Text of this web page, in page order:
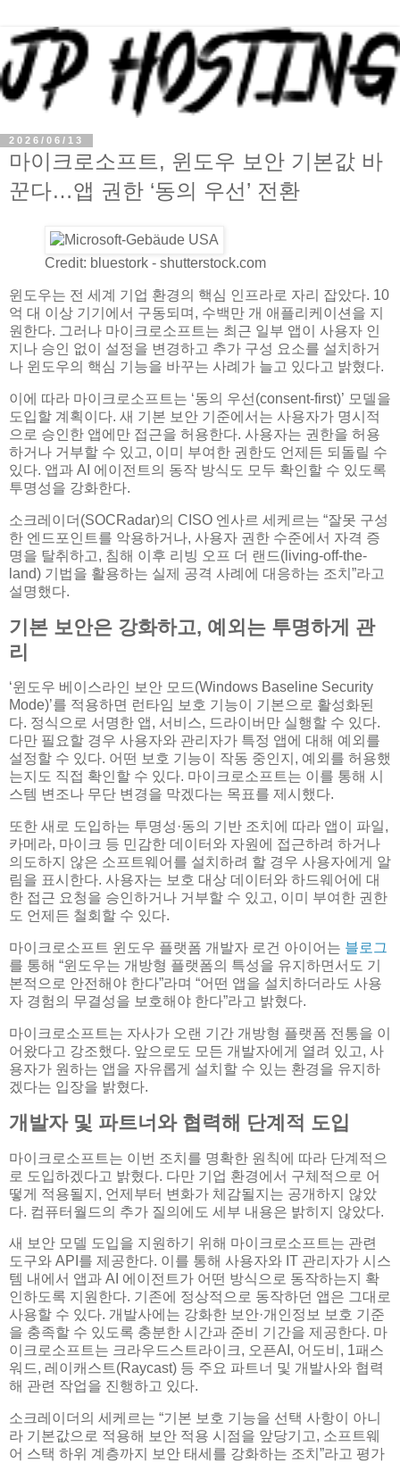
2026/06/13
마이크로소프트, 윈도우 보안 기본값 바
꾼다…앱 권한 ‘동의 우선’ 전환
Credit: bluestork - shutterstock.com
윈도우는 전 세계 기업 환경의 핵심 인프라로 자리 잡았다. 10
억 대 이상 기기에서 구동되며, 수백만 개 애플리케이션을 지
원한다. 그러나 마이크로소프트는 최근 일부 앱이 사용자 인
지나 승인 없이 설정을 변경하고 추가 구성 요소를 설치하거
나 윈도우의 핵심 기능을 바꾸는 사례가 늘고 있다고 밝혔다.
이에 따라 마이크로소프트는 ‘동의 우선(consent-first)’ 모델을
도입할 계획이다. 새 기본 보안 기준에서는 사용자가 명시적
으로 승인한 앱에만 접근을 허용한다. 사용자는 권한을 허용
하거나 거부할 수 있고, 이미 부여한 권한도 언제든 되돌릴 수
있다. 앱과 AI 에이전트의 동작 방식도 모두 확인할 수 있도록
투명성을 강화한다.
소크레이더(SOCRadar)의 CISO 엔사르 세케르는 “잘못 구성
한 엔드포인트를 악용하거나, 사용자 권한 수준에서 자격 증
명을 탈취하고, 침해 이후 리빙 오프 더 랜드(living-off-the-
land) 기법을 활용하는 실제 공격 사례에 대응하는 조치”라고
설명했다.
기본 보안은 강화하고, 예외는 투명하게 관
리
‘윈도우 베이스라인 보안 모드(Windows Baseline Security
Mode)’를 적용하면 런타임 보호 기능이 기본으로 활성화된
다. 정식으로 서명한 앱, 서비스, 드라이버만 실행할 수 있다.
다만 필요할 경우 사용자와 관리자가 특정 앱에 대해 예외를
설정할 수 있다. 어떤 보호 기능이 작동 중인지, 예외를 허용했
는지도 직접 확인할 수 있다. 마이크로소프트는 이를 통해 시
스템 변조나 무단 변경을 막겠다는 목표를 제시했다.
또한 새로 도입하는 투명성·동의 기반 조치에 따라 앱이 파일,
카메라, 마이크 등 민감한 데이터와 자원에 접근하려 하거나
의도하지 않은 소프트웨어를 설치하려 할 경우 사용자에게 알
림을 표시한다. 사용자는 보호 대상 데이터와 하드웨어에 대
한 접근 요청을 승인하거나 거부할 수 있고, 이미 부여한 권한
도 언제든 철회할 수 있다.
마이크로소프트 윈도우 플랫폼 개발자 로건 아이어는 블로그
를 통해 “윈도우는 개방형 플랫폼의 특성을 유지하면서도 기
본적으로 안전해야 한다”라며 “어떤 앱을 설치하더라도 사용
자 경험의 무결성을 보호해야 한다”라고 밝혔다.
마이크로소프트는 자사가 오랜 기간 개방형 플랫폼 전통을 이
어왔다고 강조했다. 앞으로도 모든 개발자에게 열려 있고, 사
용자가 원하는 앱을 자유롭게 설치할 수 있는 환경을 유지하
겠다는 입장을 밝혔다.
개발자 및 파트너와 협력해 단계적 도입
마이크로소프트는 이번 조치를 명확한 원칙에 따라 단계적으
로 도입하겠다고 밝혔다. 다만 기업 환경에서 구체적으로 어
떻게 적용될지, 언제부터 변화가 체감될지는 공개하지 않았
다. 컴퓨터월드의 추가 질의에도 세부 내용은 밝히지 않았다.
새 보안 모델 도입을 지원하기 위해 마이크로소프트는 관련
도구와 API를 제공한다. 이를 통해 사용자와 IT 관리자가 시스
템 내에서 앱과 AI 에이전트가 어떤 방식으로 동작하는지 확
인하도록 지원한다. 기존에 정상적으로 동작하던 앱은 그대로
사용할 수 있다. 개발사에는 강화한 보안·개인정보 보호 기준
을 충족할 수 있도록 충분한 시간과 준비 기간을 제공한다. 마
이크로소프트는 크라우드스트라이크, 오픈AI, 어도비, 1패스
워드, 레이캐스트(Raycast) 등 주요 파트너 및 개발사와 협력
해 관련 작업을 진행하고 있다.
소크레이더의 세케르는 “기본 보호 기능을 선택 사항이 아니
라 기본값으로 적용해 보안 적용 시점을 앞당기고, 소프트웨
어 스택 하위 계층까지 보안 태세를 강화하는 조치”라고 평가